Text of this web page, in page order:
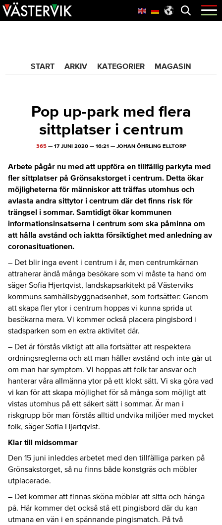
Hoppa
till
Skip
to
Hoppa
till
Öppna
menyn
START ARKIV KATEGORIER MAGASIN
Pop up-park med flera
sittplatser i centrum
365— 17 JUNI 2020— 16:21 — JOHAN ÖHRLING ELLTORP
Arbete pågår nu med att uppföra en tillfällig parkyta med
fler sittplatser på Grönsakstorget i centrum. Detta ökar
möjligheterna för människor att träffas utomhus och
avlasta andra sittytor i centrum där det finns risk för
trängsel i sommar. Samtidigt ökar kommunen
informationsinsatserna i centrum som ska påminna om
att hålla avstånd och iaktta försiktighet med anledning av
coronasituationen.
– Det blir inga event i centrum i år, men centrumkärnan
attraherar ändå många besökare som vi måste ta hand om
säger Sofia Hjertqvist, landskapsarkitekt på Västerviks
kommuns samhällsbyggnadsenhet, som fortsätter: Genom
att skapa fler ytor i centrum hoppas vi kunna sprida ut
besökarna mera. Vi kommer också placera pingisbord i
stadsparken som en extra aktivitet där.
– Det är förstås viktigt att alla fortsätter att respektera
ordningsreglerna och att man håller avstånd och inte går ut
om man har symptom. Vi hoppas att folk tar ansvar och
hanterar våra allmänna ytor på ett klokt sätt. Vi ska göra vad
vi kan för att skapa möjlighet för så många som möjligt att
vistas utomhus på ett säkert sätt i sommar. Är man i
riskgrupp bör man förstås alltid undvika miljöer med mycket
folk, säger Sofia Hjertqvist.
Klar till midsommar
Den 15 juni inleddes arbetet med den tillfälliga parken på
Grönsakstorget, så nu finns både konstgräs och möbler
utplacerade.
– Det kommer att finnas sköna möbler att sitta och hänga
på. Här kommer det också stå ett pingisbord där du kan
utmana en vän i en spännande pingismatch. På två